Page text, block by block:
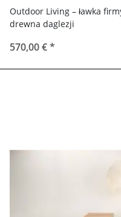
Outdoor Living – ławka
drewna daglezji
570,00 €*